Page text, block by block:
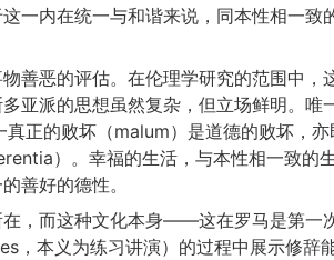
一内在统一与和谐来说，同本性相一致
善恶的评估。在伦理学研究的范围中，
亚派的思想虽然复杂，但立场鲜明。唯
真正的败坏（malum）是道德的败坏，
）。幸福的生活，与本性相一致的
善好的德性。
，而这种文化本身——这在罗马是第
，本义为练习讲演）的过程中展示修辞